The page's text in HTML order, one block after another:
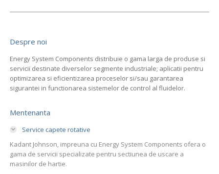
Despre noi
Energy System Components distribuie o gama larga de produse si
servicii destinate diverselor segmente industriale; aplicatii pentru
optimizarea si eficientizarea proceselor si/sau garantarea
sigurantei in functionarea sistemelor de control al fluidelor.
Mentenanta
Service capete rotative
Kadant Johnson, impreuna cu Energy System Components ofera o
gama de servicii specializate pentru sectiunea de uscare a
masinilor de hartie.